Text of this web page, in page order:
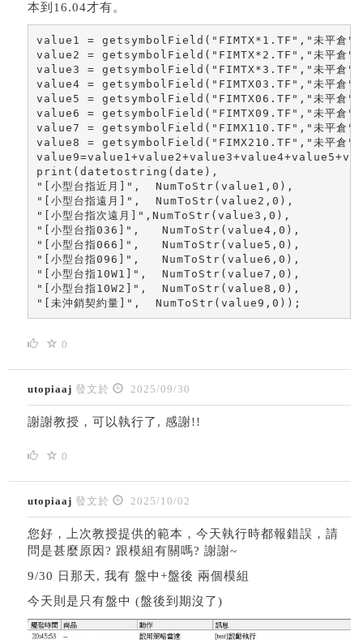
本到16.04才有。
value1 = getsymbolField("FIMTX*1.TF","未平
value2 = getsymbolField("FIMTX*2.TF","未平
value3 = getsymbolField("FIMTX*3.TF","未平
value4 = getsymbolField("FIMTX03.TF","未平
value5 = getsymbolField("FIMTX06.TF","未平
value6 = getsymbolField("FIMTX09.TF","未平
value7 = getsymbolField("FIMX110.TF","未平
value8 = getsymbolField("FIMX210.TF","未平
print(datetostring(date),
"[小型台指近月]",  NumToStr(value1,0),
"[小型台指遠月]",  NumToStr(value2,0),
"[小型台指次遠月]",NumToStr(value3,0),
"[小型台指036]",   NumToStr(value4,0),
"[小型台指066]",   NumToStr(value5,0),
"[小型台指096]",   NumToStr(value6,0),
"[小型台指10W1]",  NumToStr(value7,0),
"[小型台指10W2]",  NumToStr(value8,0),
"[未沖銷契約量]",  NumToStr(value9,0));
0
utopiaaj 發文於 2025/09/30
謝謝教授，可以執行了, 感謝!!
0
utopiaaj 發文於 2025/10/02
您好，上次教授提供的範本，今天執行時都報錯誤，請
問是甚麼原因? 跟模組有關嗎? 謝謝~
9/30 日那天, 我有 盤中+盤後 兩個模組
今天則是只有盤中 (盤後到期沒了)